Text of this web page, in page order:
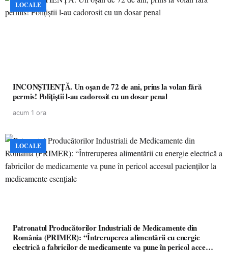
LOCALE
INCONȘTIENȚĂ. Un oșan de 72 de ani, prins la volan fără
permis! Polițiștii l-au cadorosit cu un dosar penal
acum 1 ora
LOCALE
Patronatul Producătorilor Industriali de Medicamente din
România (PRIMER): “Întreruperea alimentării cu energie
electrică a fabricilor de medicamente va pune în pericol accesul